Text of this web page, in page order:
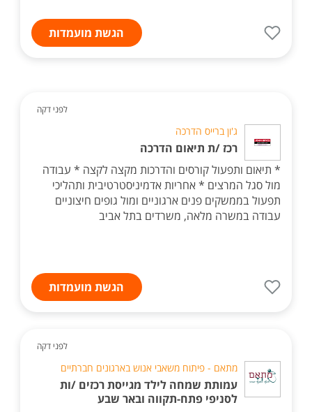
הגשת מועמדות
לפני דקה
ג'ון ברייס הדרכה
רכז /ת תיאום הדרכה
* תיאום ותפעול קורסים והדרכות מקצה לקצה * עבודה
מול סגל המרצים * אחריות אדמיניסטרטיבית ותהליכי
תפעול בממשקים פנים ארגוניים ומול גופים חיצוניים
עבודה במשרה מלאה, משרדים בתל אביב
הגשת מועמדות
לפני דקה
מתאם - פיתוח משאבי אנוש בארגונים חברתיים
עמותת שמחה לילד מגייסת רכזים /ות
לסניפי פתח-תקווה ובאר שבע